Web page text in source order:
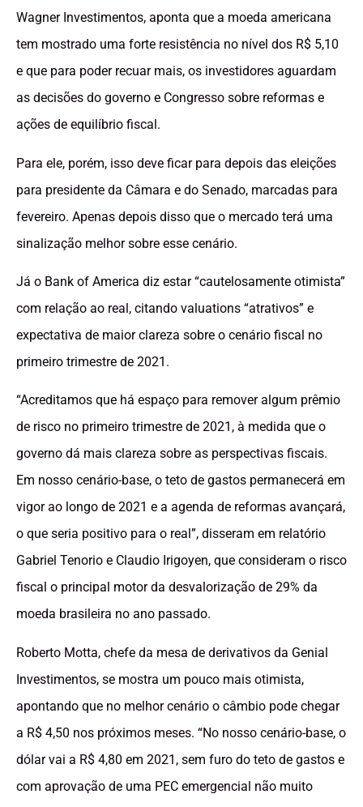
Wagner Investimentos, aponta que a moeda americana
tem mostrado uma forte resistência no nível dos R$ 5,10
e que para poder recuar mais, os investidores aguardam
as decisões do governo e Congresso sobre reformas e
ações de equilíbrio fiscal.
Para ele, porém, isso deve ficar para depois das eleições
para presidente da Câmara e do Senado, marcadas para
fevereiro. Apenas depois disso que o mercado terá uma
sinalização melhor sobre esse cenário.
Já o Bank of America diz estar “cautelosamente otimista”
com relação ao real, citando valuations “atrativos” e
expectativa de maior clareza sobre o cenário fiscal no
primeiro trimestre de 2021.
“Acreditamos que há espaço para remover algum prêmio
de risco no primeiro trimestre de 2021, à medida que o
governo dá mais clareza sobre as perspectivas fiscais.
Em nosso cenário-base, o teto de gastos permanecerá em
vigor ao longo de 2021 e a agenda de reformas avançará,
o que seria positivo para o real”, disseram em relatório
Gabriel Tenorio e Claudio Irigoyen, que consideram o risco
fiscal o principal motor da desvalorização de 29% da
moeda brasileira no ano passado.
Roberto Motta, chefe da mesa de derivativos da Genial
Investimentos, se mostra um pouco mais otimista,
apontando que no melhor cenário o câmbio pode chegar
a R$ 4,50 nos próximos meses. “No nosso cenário-base, o
dólar vai a R$ 4,80 em 2021, sem furo do teto de gastos e
com aprovação de uma PEC emergencial não muito